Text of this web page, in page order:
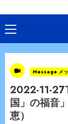
Primary
Menu
Message メ
2022-11-
国」の福音
恵）